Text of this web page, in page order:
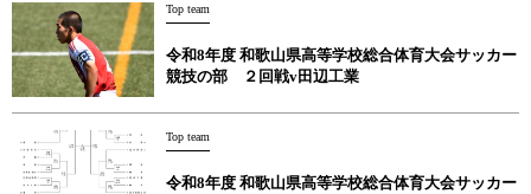
Top team
令和8年度 和歌山県高等学校総合体育大会サッカー
競技の部 ２回戦v田辺工業
Top team
令和8年度 和歌山県高等学校総合体育大会サッカー